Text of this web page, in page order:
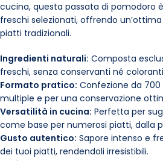
cucina, questa passata di pomodoro
freschi selezionati, offrendo
piatti tradizionali.
Ingredienti naturali: Composta
freschi, senza conservanti né
Formato pratico: Confezione da 700
multiple e per una conservazione
Versatilità in cucina: Perfetta per
come base per numerosi piatti, dalla
Gusto autentico: Sapore intenso e
dei tuoi piatti, rendendoli irresistibili.